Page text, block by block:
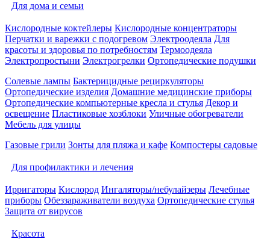
Для дома и семьи
Кислородные коктейлеры Кислородные концентраторы
Перчатки и варежки с подогревом Электроодеяла Для
красоты и здоровья по потребностям Термоодеяла
Электропростыни Электрогрелки Ортопедические подушки
Солевые лампы Бактерицидные рециркуляторы
Ортопедические изделия Домашние медицинские приборы
Ортопедические компьютерные кресла и стулья Декор и
освещение Пластиковые хозблоки Уличные обогреватели
Мебель для улицы
Газовые грили Зонты для пляжа и кафе Компостеры садовые
Для профилактики и лечения
Ирригаторы Кислород Ингаляторы/небулайзеры Лечебные
приборы Обеззараживатели воздуха Ортопедические стулья
Защита от вирусов
Красота